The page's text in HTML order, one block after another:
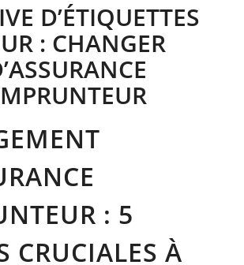
D’ÉTIQUETTES
: CHANGER
: 5
CRUCIALES À